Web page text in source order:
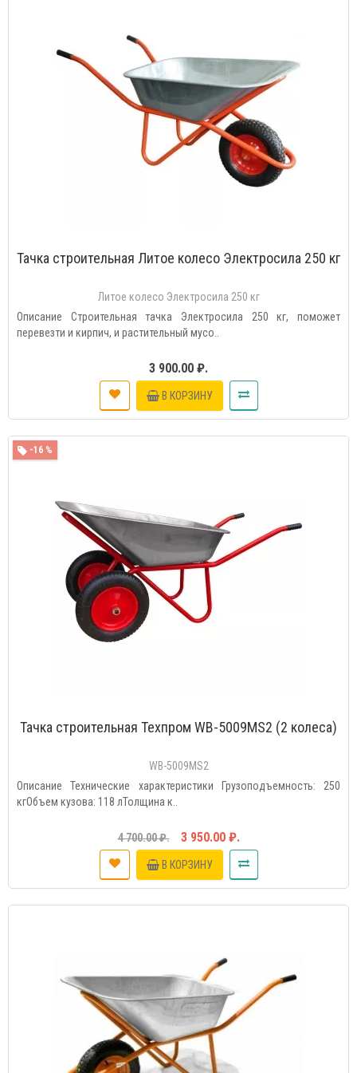
Тачка строительная Литое колесо Электросила 250 кг
Литое колесо Электросила 250 кг
Описание Строительная тачка Электросила 250 кг, поможет
перевезти и кирпич, и растительный мусо..
3 900.00 ₽.
В КОРЗИНУ
-16 %
Тачка строительная Техпром WB-5009MS2 (2 колеса)
WB-5009MS2
Описание Технические характеристики Грузоподъемность: 250
кгОбъем кузова: 118 лТолщина к..
4 700.00 ₽. 3 950.00 ₽.
В КОРЗИНУ